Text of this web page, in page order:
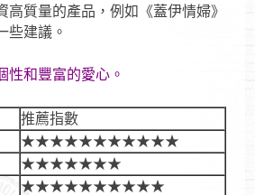
高質量的產品，例如《蓋伊情婦》
些建議。
性和豐富的愛心。
推薦指數
★★★★★★★★★★★
★★★★★★★
★★★★★★★★★★